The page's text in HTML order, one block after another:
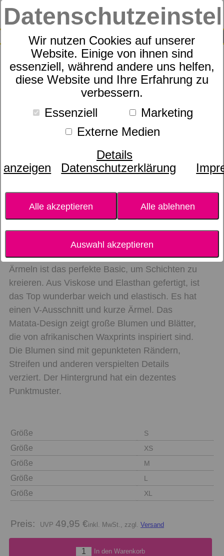
Wir nutzen Cookies auf unserer
Website. Einige von ihnen sind
essenziell, während andere uns helfen,
diese Website und Ihre Erfahrung zu
verbessern.
Essenziell
Marketing
Externe Medien
Details
anzeigen
Datenschutzerklärung
Alle akzeptieren Alle ablehnen
Auswahl akzeptieren
SUCHE
0
Pip Studio Toy Top Kurze
Ärmeln Matata Blau
Auf der Suche nach einem Basic-Top für einen
lässigen Look? Dieses bequeme Toy Top Kurze
Ärmeln ist das perfekte Basic, um Schichten zu
kreieren. Aus Viskose und Elasthan gefertigt, ist
das Top wunderbar weich und elastisch. Es hat
einen V-Ausschnitt und kurze Ärmel. Das
Matata-Design zeigt große Blumen und Blätter,
die von afrikanischen Waxprints inspiriert sind.
Die Blumen sind mit gepunkteten Rändern,
Streifen und anderen verspielten Details
verziert. Der Hintergrund hat ein dezentes
Punktmuster.
Größe S
Größe XS
Größe M
Größe L
Größe XL
Preis: 49,95 €inkl. MwSt., zzgl. Versand
In den Warenkorb